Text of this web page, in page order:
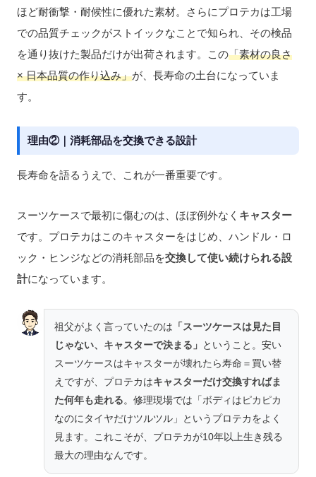
ほど耐衝撃・耐候性に優れた素材。さらにプロテカは工場
での品質チェックがストイックなことで知られ、その検品
を通り抜けた製品だけが出荷されます。この「素材の良さ
× 日本品質の作り込み」が、長寿命の土台になっていま
す。
理由②｜消耗部品を交換できる設計
長寿命を語るうえで、これが一番重要です。
スーツケースで最初に傷むのは、ほぼ例外なく キャスター
です。プロテカはこのキャスターをはじめ、ハンドル・ロ
ック・ヒンジなどの消耗部品を交換して使い続けられる設
計になっています。
祖父がよく言っていたのは 「スーツケースは見た目
じゃない、キャスターで決まる」 ということ。安い
スーツケースはキャスターが壊れたら寿命＝買い替
えですが、プロテカはキャスターだけ交換すればま
た何年も走れる。修理現場では「ボディはピカピカ
なのにタイヤだけツルツル」というプロテカをよく
見ます。これこそが、プロテカが10年以上生き残る
最大の理由なんです。